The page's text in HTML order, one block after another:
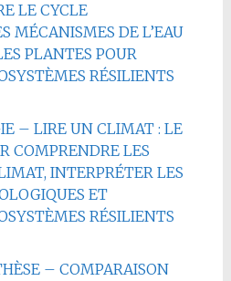
LE CYCLE
MÉCANISMES DE L’EAU
PLANTES POUR
RÉSILIENTS
– LIRE UN CLIMAT : LE
COMPRENDRE LES
INTERPRÉTER LES
ET
RÉSILIENTS
– COMPARAISON